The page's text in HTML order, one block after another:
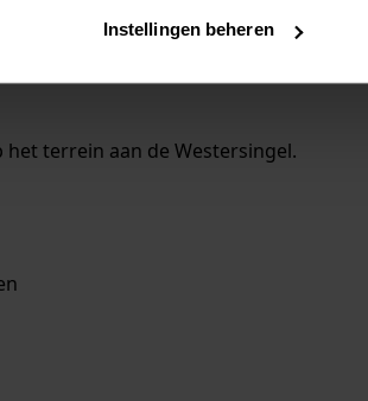
Instellingen beheren
terrein aan de Westersingel.